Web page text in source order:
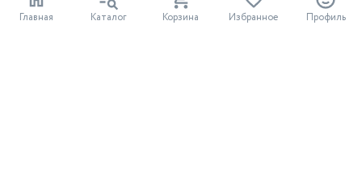
Главная Каталог Корзина Избранное Профиль
2026 © Интернет-магазин "АстМаркет". У нас есть всё!